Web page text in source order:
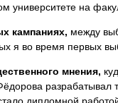
университете на
кампаниях, между
я во время первых
мнения,
разрабатывал
дипломной